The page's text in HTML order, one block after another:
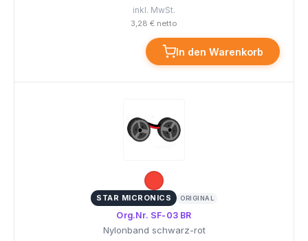
inkl. MwSt.
3,28 € netto
In den Warenkorb
STAR MICRONICS ORIGINAL
Org.Nr. SF-03 BR
Nylonband schwarz-rot